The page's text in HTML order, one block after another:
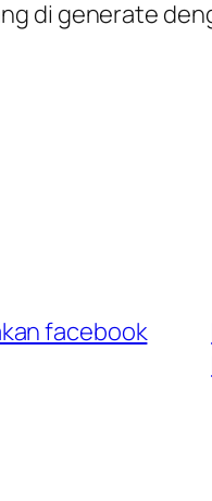
di generate
facebook